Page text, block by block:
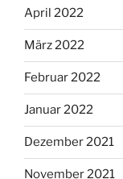
April 2022
März 2022
Februar 2022
Januar 2022
Dezember 2021
November 2021